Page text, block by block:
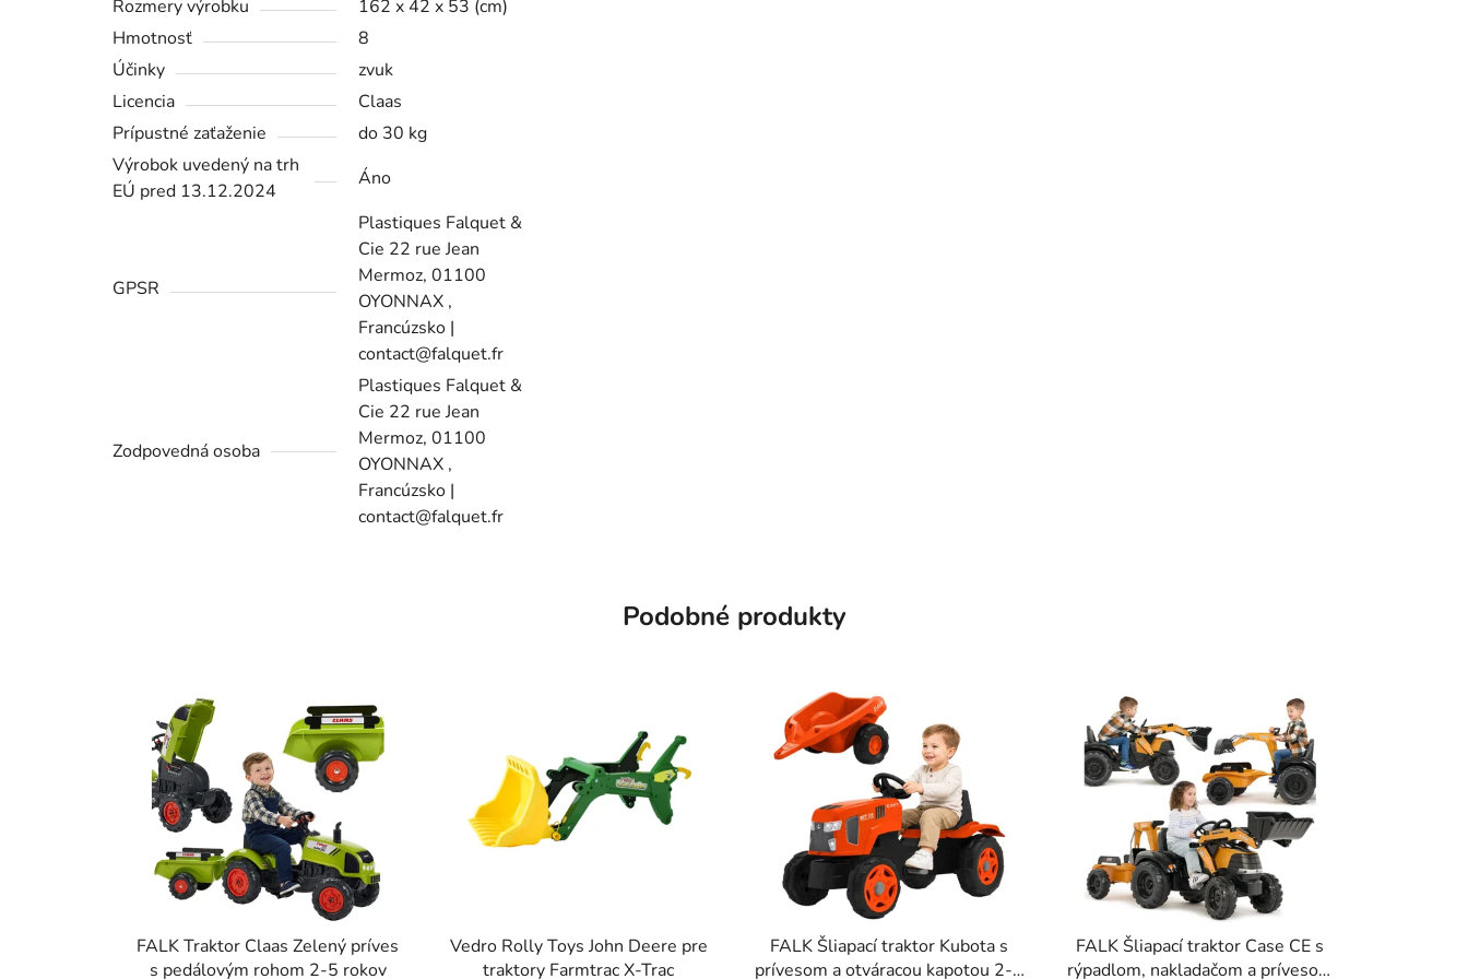
Rozmery výrobku
162 x 42 x 53 (cm)
Hmotnosť
8
Účinky
zvuk
Licencia
Claas
Prípustné zaťaženie
do 30 kg
Výrobok uvedený na trh
EÚ pred 13.12.2024
Áno
GPSR
Plastiques Falquet &
Cie 22 rue Jean
Mermoz, 01100
OYONNAX ,
Francúzsko |
contact@falquet.fr
Zodpovedná osoba
Plastiques Falquet &
Cie 22 rue Jean
Mermoz, 01100
OYONNAX ,
Francúzsko |
contact@falquet.fr
Podobné produkty
FALK Traktor Claas Zelený príves
s pedálovým rohom 2-5 rokov
Vedro Rolly Toys John Deere pre
traktory Farmtrac X-Trac
FALK Šliapací traktor Kubota s
prívesom a otváracou kapotou 2-6
FALK Šliapací traktor Case CE s
rýpadlom, nakladačom a prívesom